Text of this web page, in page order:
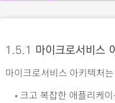
u
s
1.5.1 마이크로서비스
마이크로서비스 아키텍처
•크고 복잡한 애플리케